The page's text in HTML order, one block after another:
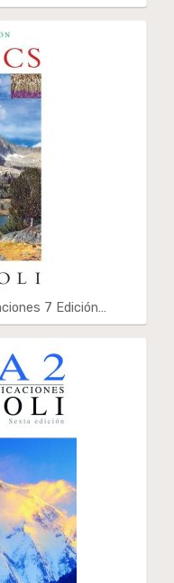
7 Edición…